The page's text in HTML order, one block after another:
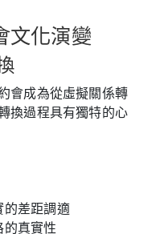
文化演變
會成為從虛擬關係轉
換過程具有獨特的心
的差距調適
真實性